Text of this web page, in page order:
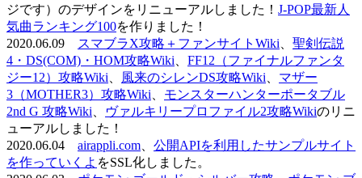
ジです）のデザインをリニューアルしました！ J-POP最新人
気曲ランキング100を作りました！
2020.06.09
スマブラX攻略＋ファンサイトWiki
聖剣伝説
4・DS(COM)・HOM攻略Wiki
FF12（ファイナルファンタ
ジー12）攻略Wiki
風来のシレンDS攻略Wiki
マザー
3（MOTHER3）攻略Wiki
モンスターハンターポータブル
2nd G 攻略Wiki
ヴァルキリープロファイル2攻略Wikiのリニ
ューアルしました！
2020.06.04 airappli.com
公開APIを利用したサンプルサイト
を作っていくよ をSSL化しました。